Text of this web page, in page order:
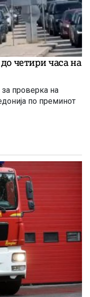
четири часа на
проверка на
по преминот